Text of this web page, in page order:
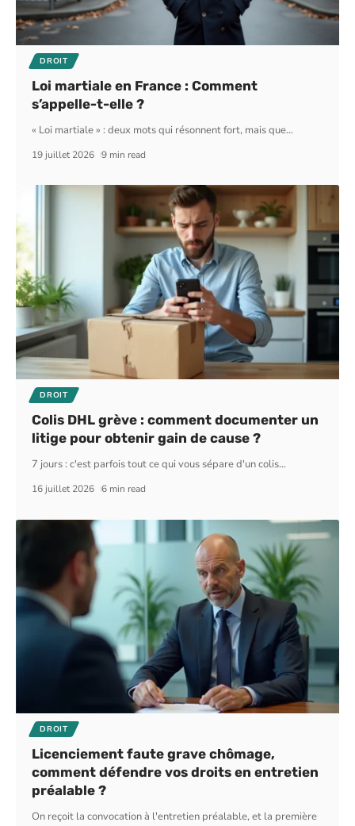
DROIT
Loi martiale en France : Comment
s’appelle-t-elle ?
« Loi martiale » : deux mots qui résonnent fort, mais que…
19 juillet 2026 9 min read
DROIT
Colis DHL grève : comment documenter un
litige pour obtenir gain de cause ?
7 jours : c'est parfois tout ce qui vous sépare d'un colis…
16 juillet 2026 6 min read
DROIT
Licenciement faute grave chômage,
comment défendre vos droits en entretien
préalable ?
On reçoit la convocation à l'entretien préalable, et la première